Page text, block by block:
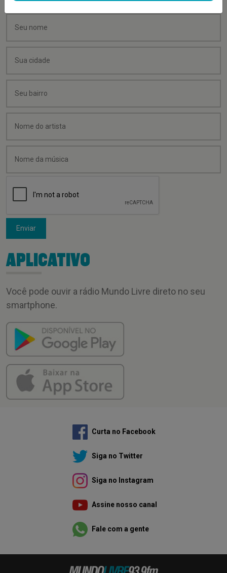
Enviar
APLICATIVO
Você pode ouvir a rádio Mundo Livre direto no seu
smartphone.
Curta no Facebook
Siga no Twitter
Siga no Instagram
Assine nosso canal
Fale com a gente